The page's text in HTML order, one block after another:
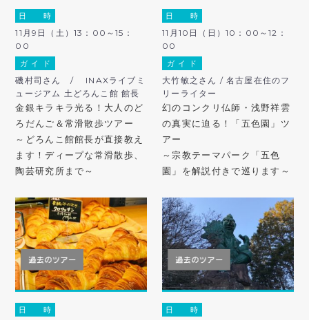
日 時
11月9日（土）13：00～15：
00
ガ イ ド
磯村司さん / INAXライブミ
ュージアム 土どろんこ館 館長
金銀キラキラ光る！大人のど
ろだんご＆常滑散歩ツアー
～どろんこ館館長が直接教え
ます！ディープな常滑散歩、
陶芸研究所まで～
日 時
11月10日（日）10：00～12：
00
ガ イ ド
大竹敏之さん / 名古屋在住のフ
リーライター
幻のコンクリ仏師・浅野祥雲
の真実に迫る！「五色園」ツ
アー
～宗教テーマパーク「五色
園」を解説付きで巡ります～
日 時 日 時